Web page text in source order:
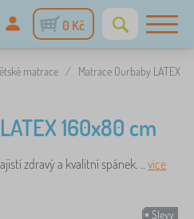
0 Kč
matrace /
Matrace Ourbaby LATEX
160x80 cm
zdravý a kvalitní spánek. .. více
Slevy